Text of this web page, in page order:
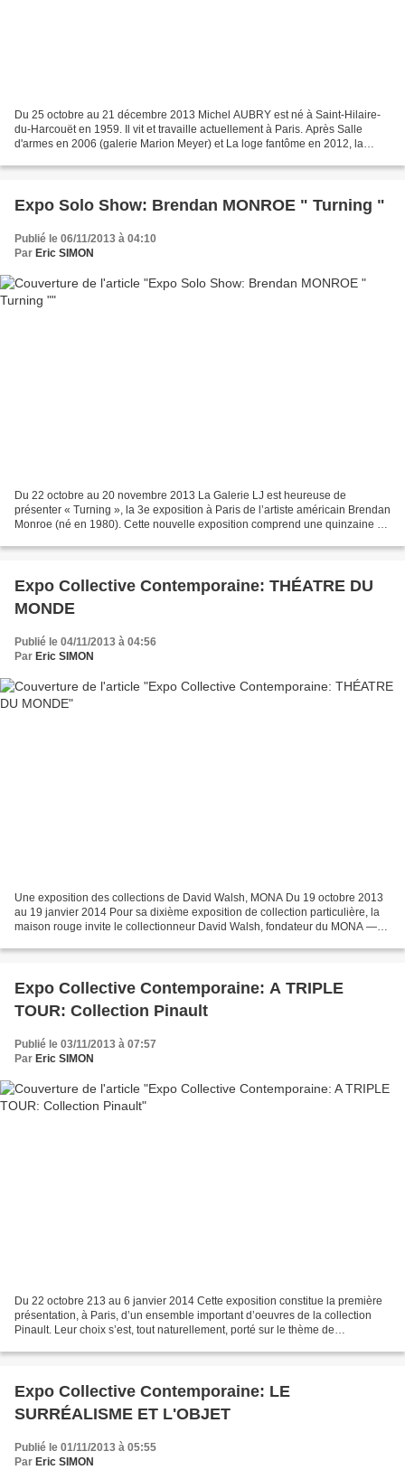
Du 25 octobre au 21 décembre 2013 Michel AUBRY est né à Saint-Hilaire-
du-Harcouët en 1959. Il vit et travaille actuellement à Paris. Après Salle
d'armes en 2006 (galerie Marion Meyer) et La loge fantôme en 2012, la
Expo Solo Show: Brendan MONROE " Turning "
Publié le 06/11/2013 à 04:10
Par Eric SIMON
Du 22 octobre au 20 novembre 2013 La Galerie LJ est heureuse de
présenter « Turning », la 3e exposition à Paris de l’artiste américain Brendan
Monroe (né en 1980). Cette nouvelle exposition comprend une quinzaine de
Expo Collective Contemporaine: THÉATRE DU
MONDE
Publié le 04/11/2013 à 04:56
Par Eric SIMON
Une exposition des collections de David Walsh, MONA Du 19 octobre 2013
au 19 janvier 2014 Pour sa dixième exposition de collection particulière, la
maison rouge invite le collectionneur David Walsh, fondateur du MONA —
Expo Collective Contemporaine: A TRIPLE
TOUR: Collection Pinault
Publié le 03/11/2013 à 07:57
Par Eric SIMON
Du 22 octobre 213 au 6 janvier 2014 Cette exposition constitue la première
présentation, à Paris, d’un ensemble important d’oeuvres de la collection
Pinault. Leur choix s’est, tout naturellement, porté sur le thème de
Expo Collective Contemporaine: LE
SURRÉALISME ET L'OBJET
Publié le 01/11/2013 à 05:55
Par Eric SIMON